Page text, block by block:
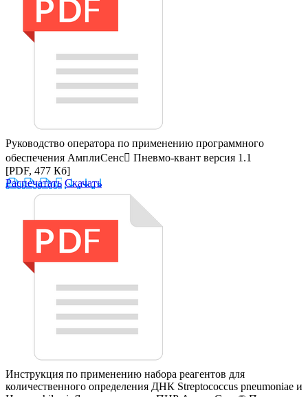
Руководство оператора по применению программного
обеспечения АмплиСенс Пневмо-квант версия 1.1
[PDF, 477 Кб]
Распечатать Скачать
Инструкция по применению набора реагентов для
количественного определения ДНК Streptococcus pneumoniae и